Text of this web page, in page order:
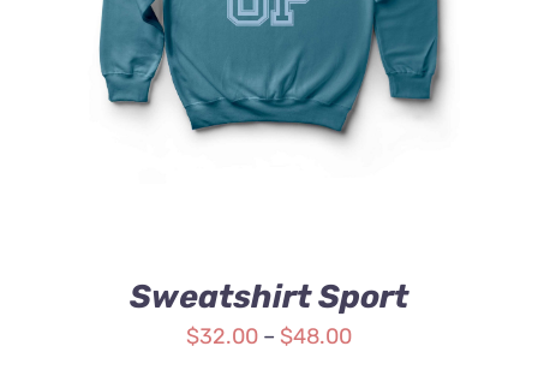
DETAILS
Sweatshirt Sport
$32.00 – $48.00